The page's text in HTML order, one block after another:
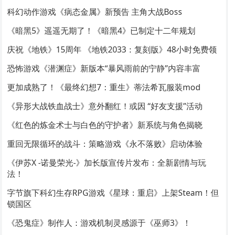
科幻动作游戏《病态金属》新预告 主角大战Boss
《暗黑5》遥遥无期了！《暗黑4》已制定十二年规划
庆祝《地铁》15周年 《地铁2033：复刻版》48小时免费领
恐怖游戏《潜渊症》新版本“暴风雨前的宁静”内容丰富
更加成熟了！《最终幻想7：重生》蒂法希瓦服装mod
《异形大战铁血战士》意外翻红！或因 “好友支援”活动
《红色的炼金术士与白色的守护者》新系统与角色揭晓
重回无限循环的战斗：策略游戏《永不落败》启动体验
《伊苏X -诺曼荣光-》加长版宣传片发布：全新剧情与玩
法！
字节旗下科幻生存RPG游戏《星球：重启》上架Steam！但
锁国区
《恐鬼症》制作人：游戏机制灵感源于《巫师3》！